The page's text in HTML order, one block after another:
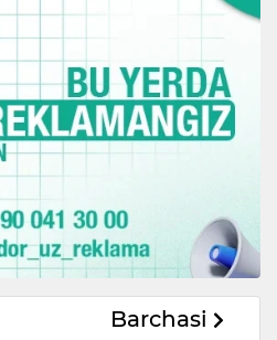
Barchasi